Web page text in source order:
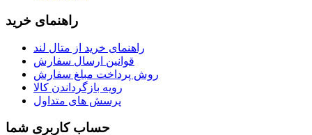
راهنمای خرید
راهنمای خرید از متال لند
قوانین ارسال سفارش
روش‌ پرداخت مبلغ سفارش
رویه بازگرداندن کالا
پرسش های متداول
حساب کاربری شما